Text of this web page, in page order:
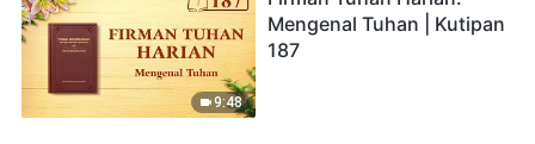
9:48
Mengenal Tuhan | Kutipan
187